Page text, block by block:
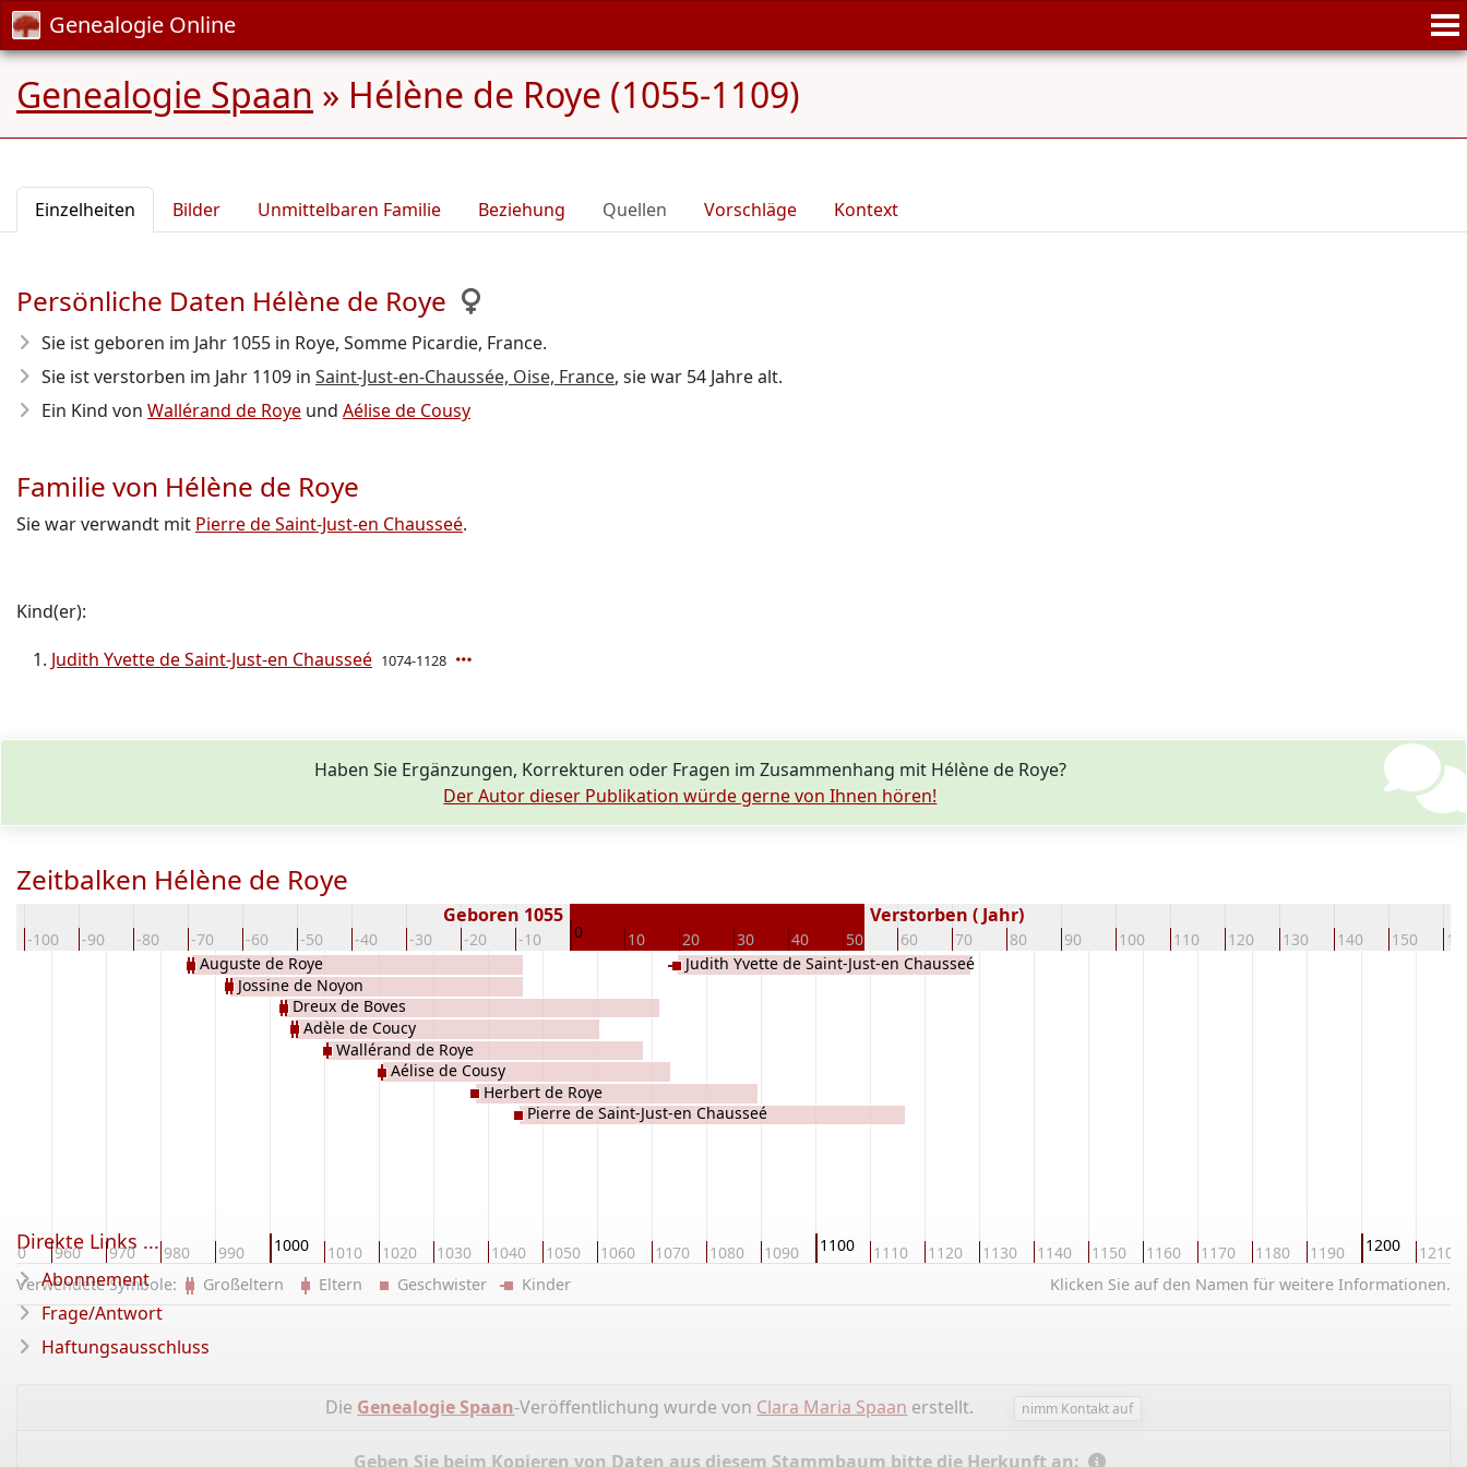
Genealogie Online
Genealogie Spaan » Hélène de Roye (1055-1109)
Einzelheiten Bilder Unmittelbaren Familie Beziehung Quellen Vorschläge Kontext
Persönliche Daten Hélène de Roye
Sie ist geboren im Jahr 1055 in Roye, Somme Picardie, France.
Sie ist verstorben im Jahr 1109 in Saint-Just-en-Chaussée, Oise, France, sie war 54 Jahre alt.
Ein Kind von Wallérand de Roye und Aélise de Cousy
Familie von Hélène de Roye
Sie war verwandt mit Pierre de Saint-Just-en Chausseé.
Kind(er):
Judith Yvette de Saint-Just-en Chausseé 1074-1128
Haben Sie Ergänzungen, Korrekturen oder Fragen im Zusammenhang mit Hélène de Roye?
Der Autor dieser Publikation würde gerne von Ihnen hören!
Zeitbalken Hélène de Roye
-100 -90 -80 -70 -60 -50 -40 -30 -20 -10 0 10 20 30 40 50 60 70 80 90 100 110 120 130 140 150
Geboren 1055 Verstorben ( Jahr)
950 960 970 980 990 1000 1010 1020 1030 1040 1050 1060 1070 1080 1090 1100 1110 1120 1130 1140 1150 1160 1170 1180 1190 1200 1210
Auguste de Roye
Jossine de Noyon
Dreux de Boves
Adèle de Coucy
Wallérand de Roye
Aélise de Cousy
Herbert de Roye
Pierre de Saint-Just-en Chausseé
Judith Yvette de Saint-Just-en Chausseé
Klicken Sie auf den Namen für weitere Informationen.
Verwendete Symbole: Großeltern Eltern Geschwister Kinder
Die Genealogie Spaan-Veröffentlichung wurde von Clara Maria Spaan erstellt. nimm Kontakt auf
Geben Sie beim Kopieren von Daten aus diesem Stammbaum bitte die Herkunft an:
Direkte Links ...
Abonnement
Frage/Antwort
Haftungsausschluss